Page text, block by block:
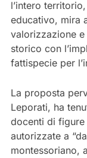
l’intero
educativo, mira
valorizzazione
storico con
fattispecie per
La proposta
Leporati, ha
docenti di
autorizzate a
montessoriano,